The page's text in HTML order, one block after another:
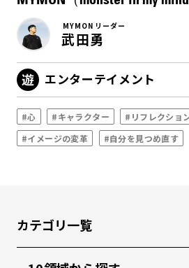
MYMON リーダー
武田勇
エンターテイメント
#心 #キャラクター #リフレクショ
#イメージの変革
#自分を見つめ直す
カテゴリ一覧